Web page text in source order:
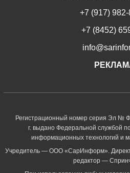
+7 (917)
+7 (8452)
Регистрационный номер серия Эл №
г. выдано Федеральной службой
информационных технологий и
Учредитель — ООО «СарИнформ».
редактор —